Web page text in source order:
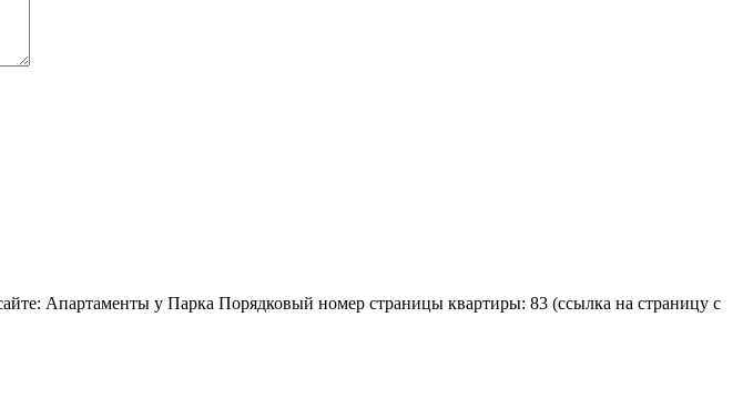
Апартаменты у Парка Порядковый номер страницы квартиры: 83 (ссылка на страницу с